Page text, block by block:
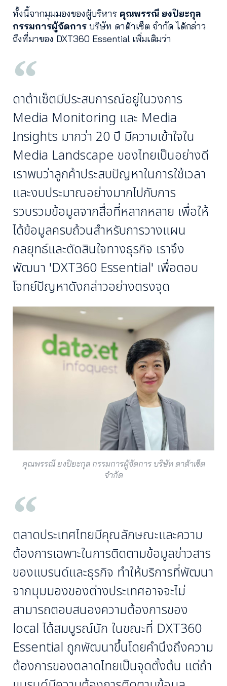
ทั้งนี้จากมุมมองของผู้บริหาร คุณพรรณี ยงปิยะกุล
กรรมการผู้จัดการ บริษัท ดาต้าเซ็ต จำกัด ได้กล่าว
ถึงที่มาของ DXT360 Essential เพิ่มเติมว่า
ดาต้าเซ็ตมีประสบการณ์อยู่ในวงการ
Media Monitoring และ Media
Insights มากว่า 20 ปี มีความเข้าใจใน
Media Landscape ของไทยเป็นอย่างดี
เราพบว่าลูกค้าประสบปัญหาในการใช้เวลา
และงบประมาณอย่างมากไปกับการ
รวบรวมข้อมูลจากสื่อที่หลากหลาย เพื่อให้
ได้ข้อมูลครบถ้วนสำหรับการวางแผน
กลยุทธ์และตัดสินใจทางธุรกิจ เราจึง
พัฒนา 'DXT360 Essential' เพื่อตอบ
โจทย์ปัญหาดังกล่าวอย่างตรงจุด
คุณพรรณี ยงปิยะกุล กรรมการผู้จัดการ บริษัท ดาต้าเซ็ต
จำกัด
ตลาดประเทศไทยมีคุณลักษณะและความ
ต้องการเฉพาะในการติดตามข้อมูลข่าวสาร
ของแบรนด์และธุรกิจ ทำให้บริการที่พัฒนา
จากมุมมองของต่างประเทศอาจจะไม่
สามารถตอบสนองความต้องการของ
local ได้สมบูรณ์นัก ในขณะที่ DXT360
Essential ถูกพัฒนาขึ้นโดยคำนึงถึงความ
ต้องการของตลาดไทยเป็นจุดตั้งต้น แต่ถ้า